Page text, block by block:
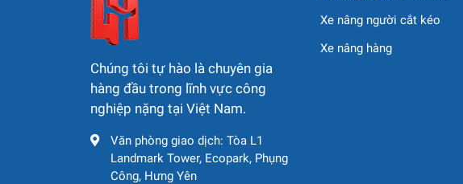
Chúng tôi tự hào là chuyên gia
hàng đầu trong lĩnh vực công
nghiệp nặng tại Việt Nam.
Văn phòng giao dịch: Tòa L1
Landmark Tower, Ecopark, Phụng
Công, Hưng Yên
Xe nâng người cắt kéo
Xe nâng hàng